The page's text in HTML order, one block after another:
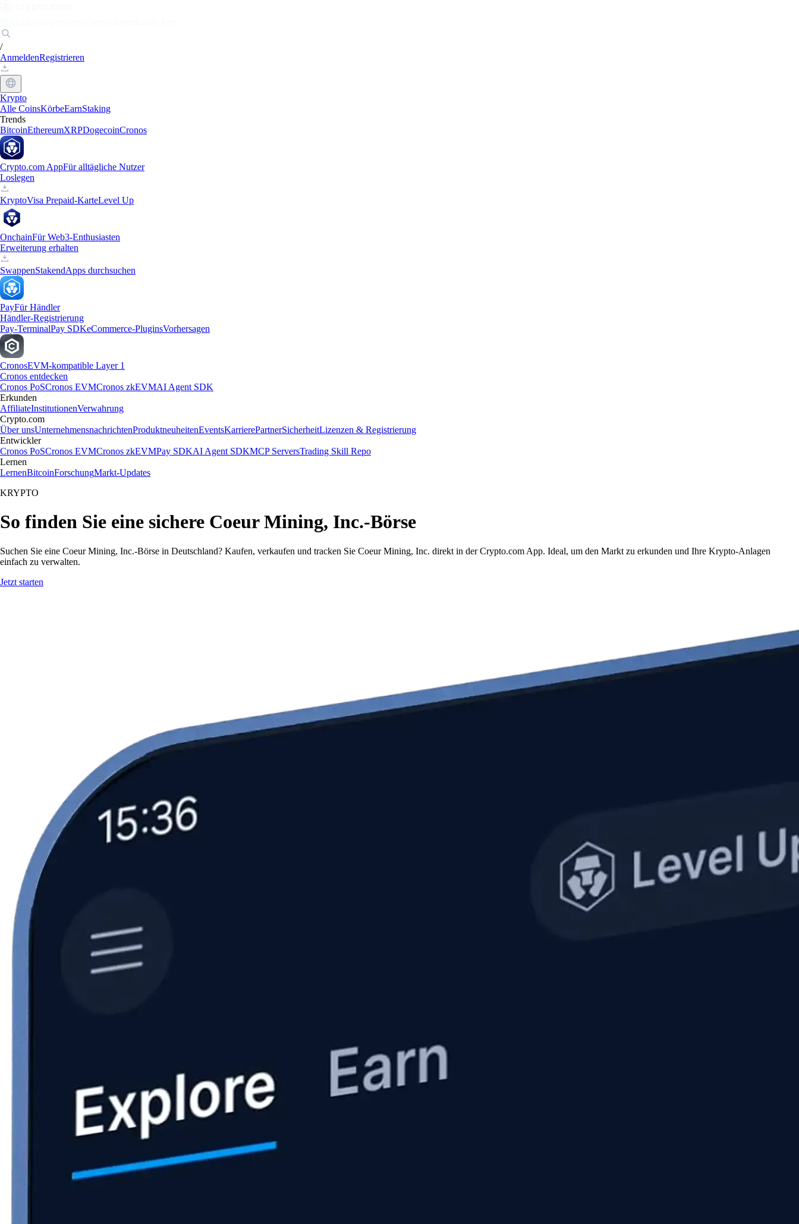
/
AnmeldenRegistrieren
Krypto
Alle CoinsKörbeEarnStaking
Trends
BitcoinEthereumXRPDogecoinCronos
Crypto.com AppFür alltägliche Nutzer
Loslegen
KryptoVisa Prepaid-KarteLevel Up
OnchainFür Web3-Enthusiasten
Erweiterung erhalten
SwappenStakendApps durchsuchen
PayFür Händler
Händler-Registrierung
Pay-TerminalPay SDKeCommerce-PluginsVorhersagen
CronosEVM-kompatible Layer 1
Cronos entdecken
Cronos PoSCronos EVMCronos zkEVMAI Agent SDK
Erkunden
AffiliateInstitutionenVerwahrung
Crypto.com
Über unsUnternehmensnachrichtenProduktneuheitenEventsKarrierePartnerSicherheitLizenzen & Registrierung
Entwickler
Cronos PoSCronos EVMCronos zkEVMPay SDKAI Agent SDKMCP ServersTrading Skill Repo
Lernen
LernenBitcoinForschungMarkt-Updates
KRYPTO
So finden Sie eine sichere Coeur Mining, Inc.-Börse
Suchen Sie eine Coeur Mining, Inc.-Börse in Deutschland? Kaufen, verkaufen und tracken Sie Coeur Mining, Inc. direkt in der Crypto.com App. Ideal, um den Markt zu erkunden und Ihre Krypto-Anlagen
einfach zu verwalten.
Jetzt starten